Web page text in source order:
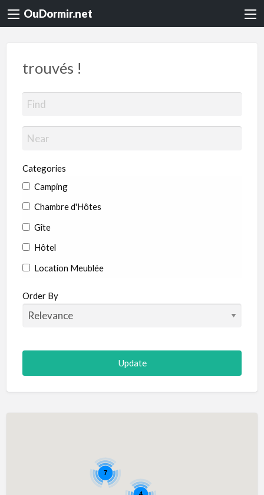
OuDormir.net
trouvés !
Categories
Camping
Chambre d'Hôtes
Gîte
Hôtel
Location Meublée
Order By
7